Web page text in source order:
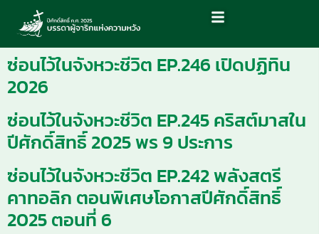
ซ่อนไว้ในจังหวะชีวิต EP.246 เปิดปฏิทิน
2026
ซ่อนไว้ในจังหวะชีวิต EP.245 คริสต์มาสใน
ปีศักดิ์สิทธิ์ 2025 พร 9 ประการ
ซ่อนไว้ในจังหวะชีวิต EP.242 พลังสตรี
คาทอลิก ตอนพิเศษโอกาสปีศักดิ์สิทธิ์
2025 ตอนที่ 6